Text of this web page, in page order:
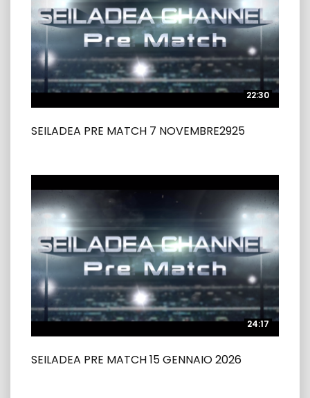
22:30
22:30
SEILADEA PRE MATCH 7 NOVEMBRE2925
24:17
24:17
SEILADEA PRE MATCH 15 GENNAIO 2026